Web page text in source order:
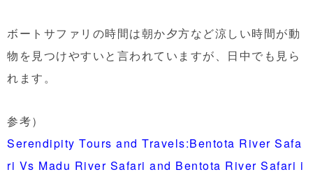
ボートサファリの時間は朝か夕方など涼しい時間が動
物を見つけやすいと言われていますが、日中でも見ら
れます。
参考）
Serendipity Tours and Travels:Bentota River Safa
ri Vs Madu River Safari and Bentota River Safari i